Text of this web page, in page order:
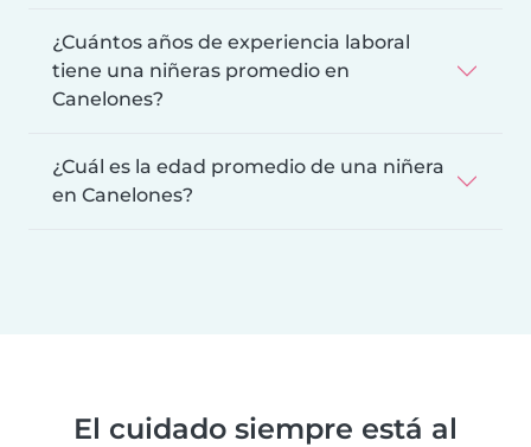
¿Cuántos años de experiencia laboral
tiene una niñeras promedio en
Canelones?
¿Cuál es la edad promedio de una niñera
en Canelones?
El cuidado siempre está al